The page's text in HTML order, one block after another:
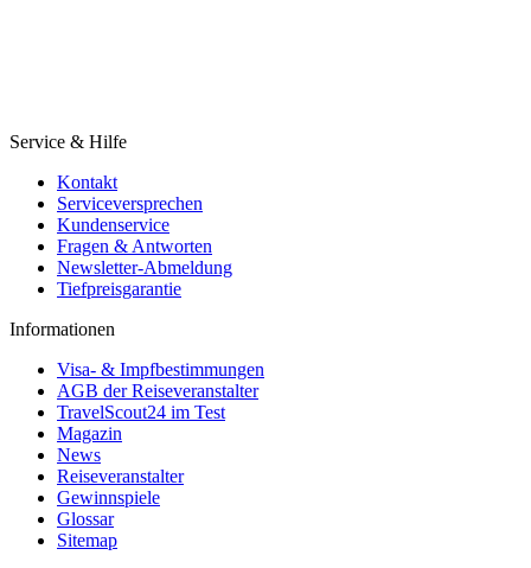
Service & Hilfe
Kontakt
Serviceversprechen
Kundenservice
Fragen & Antworten
Newsletter-Abmeldung
Tiefpreisgarantie
Informationen
Visa- & Impfbestimmungen
AGB der Reiseveranstalter
TravelScout24 im Test
Magazin
News
Reiseveranstalter
Gewinnspiele
Glossar
Sitemap